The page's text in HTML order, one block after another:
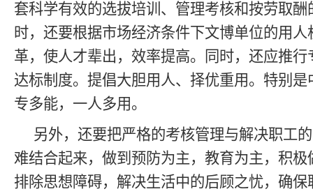
套科学有效的选拔培训、管理考核和按劳取
时，还要根据市场经济条件下文博单位的用
革，使人才辈出，效率提高。同时，还应推
达标制度。提倡大胆用人、择优重用。特别
专多能，一人多用。
另外，还要把严格的考核管理与解决职工
难结合起来，做到预防为主，教育为主，积
排除思想障碍，解决生活中的后顾之忧，确